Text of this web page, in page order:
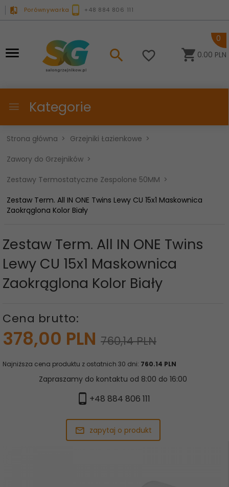
Porównywarka +48 884 806 111
0.00 PLN
0
Kategorie
Strona główna
Grzejniki Łazienkowe
Zawory do Grzejników
Zestawy Termostatyczne Zespolone 50MM
Zestaw Term. All IN ONE Twins Lewy CU 15x1 Maskownica
Zaokrąglona Kolor Biały
Zestaw Term. All IN ONE Twins
Lewy CU 15x1 Maskownica
Zaokrąglona Kolor Biały
Cena brutto:
378,00 PLN 760,14 PLN
Najniższa cena produktu z ostatnich 30 dni: 760.14 PLN
Zapraszamy do kontaktu od 8:00 do 16:00
+48 884 806 111
zapytaj o produkt